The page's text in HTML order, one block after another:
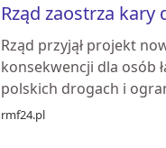
Rząd zaostrza
Rząd przyjął projekt
konsekwencji dla osób
polskich drogach i
rmf24.pl